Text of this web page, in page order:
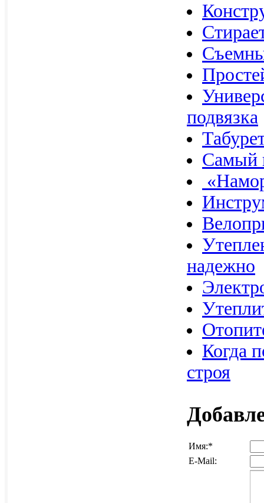
подвязка
Самый
надежно
Когда
строя
Имя:*
E-Mail: